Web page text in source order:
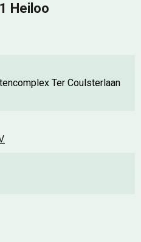
Heiloo
Ter Coulsterlaan